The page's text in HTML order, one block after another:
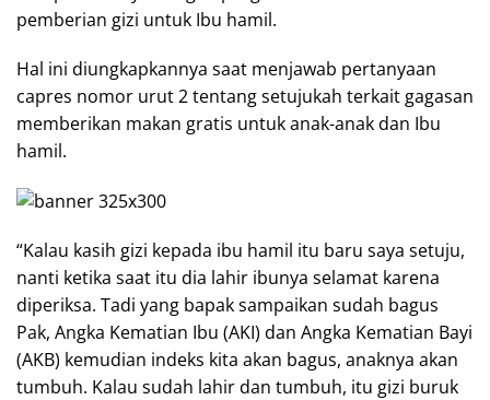
pemberian gizi untuk Ibu hamil.
Hal ini diungkapkannya saat menjawab pertanyaan
capres nomor urut 2 tentang setujukah terkait gagasan
memberikan makan gratis untuk anak-anak dan Ibu
hamil.
“Kalau kasih gizi kepada ibu hamil itu baru saya setuju,
nanti ketika saat itu dia lahir ibunya selamat karena
diperiksa. Tadi yang bapak sampaikan sudah bagus
Pak, Angka Kematian Ibu (AKI) dan Angka Kematian Bayi
(AKB) kemudian indeks kita akan bagus, anaknya akan
tumbuh. Kalau sudah lahir dan tumbuh, itu gizi buruk